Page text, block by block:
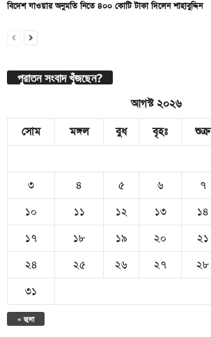
বিদেশ যাওয়ার অনুমতি নিতে ৪০০ কোটি টাকা দিলেন শাহাবুদ্দিন
পুরাতন সংবাদ খুঁজছেন?
আগস্ট ২০২৬
সোম
মঙ্গল বুধ বৃহঃ শুক্র
« জুলা
৩
৪ ৫ ৬ ৭
১০
১১ ১২ ১৩ ১৪
১৭
১৮ ১৯ ২০ ২১
২৪
২৫ ২৬ ২৭ ২৮
৩১